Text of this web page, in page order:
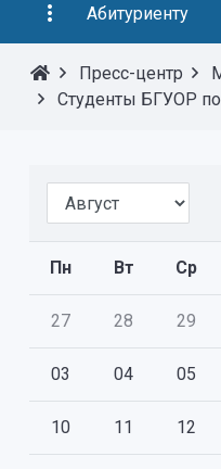
Абитуриенту
Пресс-центр
Студенты БГУОР
Пн Вт Ср
27 28 29
03 04 05
10 11 12